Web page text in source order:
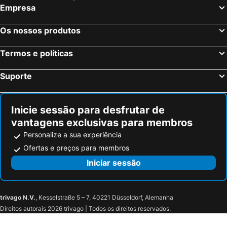
Lisboa, Lisboa e Vale do Tejo Hotéis
Monte Gordo, Algarve Hotéis
Portimão, Algarve Hotéis
Empresa
Os nossos produtos
Termos e políticas
Suporte
Inicie sessão para desfrutar de
vantagens exclusivas para membros
Personalize a sua experiência
Ofertas e preços para membros
Iniciar sessão
trivago N.V., Kesselstraße 5 – 7, 40221 Düsseldorf, Alemanha
Direitos autorais 2026 trivago | Todos os direitos reservados.